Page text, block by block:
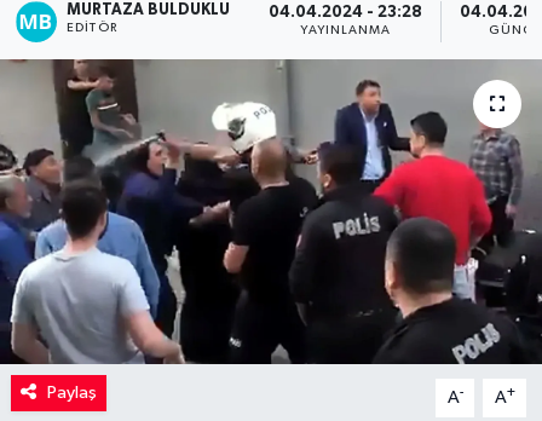
MURTAZA BULDUKLU
EDITÖR
04.04.2024 - 23:28
YAYINLANMA
Paylaş A- A+